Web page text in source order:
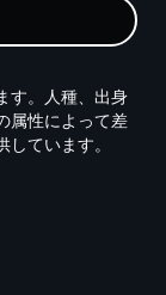
す。人種、出身
属性によって差
ています。